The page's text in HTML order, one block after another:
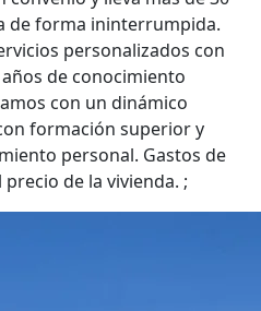
de forma ininterrumpida.
personalizados con
de conocimiento
con un dinámico
formación superior y
personal. Gastos de
de la vivienda. ;